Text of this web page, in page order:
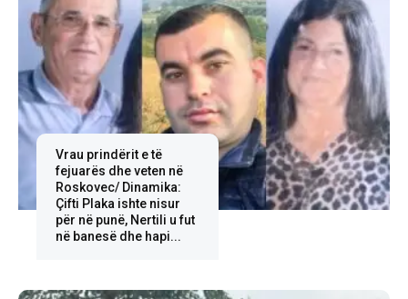
Vrau prindërit e të
fejuarës dhe veten në
Roskovec/ Dinamika:
Çifti Plaka ishte nisur
për në punë, Nertili u fut
në banesë dhe hapi...